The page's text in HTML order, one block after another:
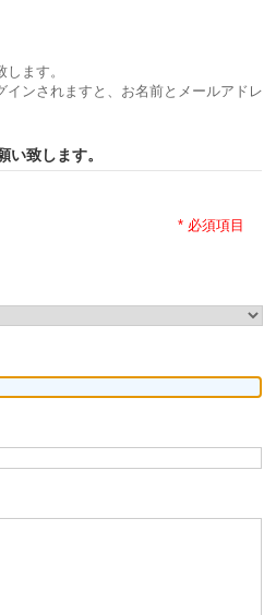
ます。
ンされますと、お名前とメールアドレ
い致します。
* 必須項目